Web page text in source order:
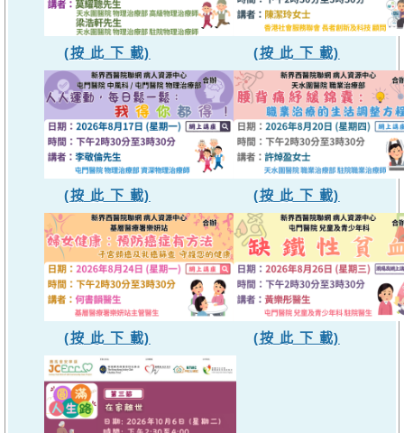
(按 此 下 載) (按 此 下 載)
(按 此 下 載) (按 此 下 載)
(按 此 下 載) (按 此 下 載)